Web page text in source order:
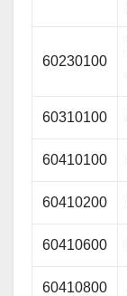
60230100
60310100
60410100
60410200
60410600
60410800